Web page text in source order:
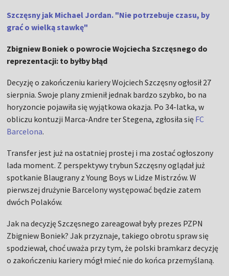
Szczęsny jak Michael Jordan. "Nie potrzebuje czasu, by
grać o wielką stawkę"
Zbigniew Boniek o powrocie Wojciecha Szczęsnego do
reprezentacji: to byłby błąd
Decyzję o zakończeniu kariery Wojciech Szczęsny ogłosił 27
sierpnia. Swoje plany zmienił jednak bardzo szybko, bo na
horyzoncie pojawiła się wyjątkowa okazja. Po 34-latka, w
obliczu kontuzji Marca-Andre ter Stegena, zgłosiła się FC
Barcelona.
Transfer jest już na ostatniej prostej i ma zostać ogłoszony
lada moment. Z perspektywy trybun Szczęsny oglądał już
spotkanie Blaugrany z Young Boys w Lidze Mistrzów. W
pierwszej drużynie Barcelony występować będzie zatem
dwóch Polaków.
Jak na decyzję Szczęsnego zareagował były prezes PZPN
Zbigniew Boniek? Jak przyznaje, takiego obrotu spraw się
spodziewał, choć uważa przy tym, że polski bramkarz decyzję
o zakończeniu kariery mógł mieć nie do końca przemyślaną.